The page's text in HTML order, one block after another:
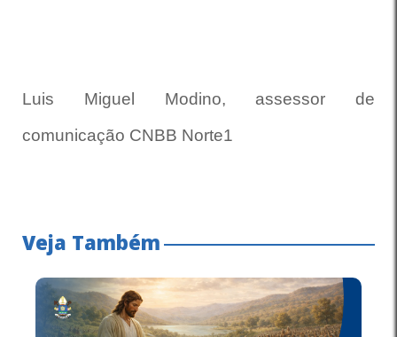
Luis Miguel Modino, assessor de
comunicação CNBB Norte1
Veja Também